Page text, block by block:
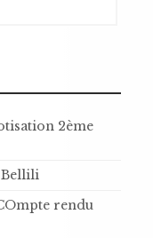
2ème
Bellili
rendu